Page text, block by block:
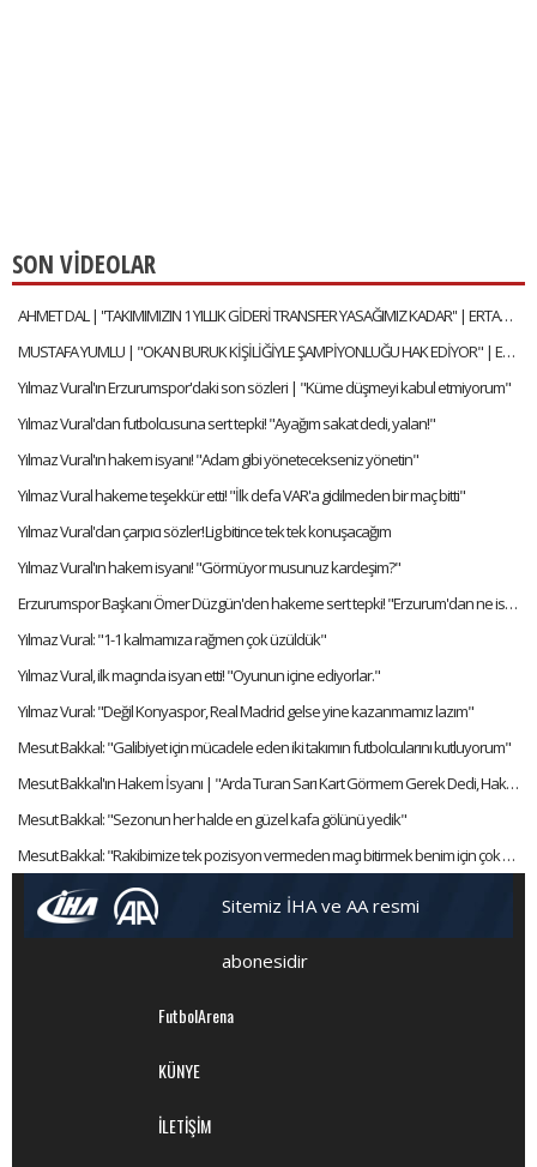
SON VİDEOLAR
AHMET DAL | ''TAKIMIMIZIN 1 YILLIK GİDERİ TRANSFER YASAĞIMIZ KADAR'' | ERTAN SÜZGÜN | ÖZEL RÖPORTAJ
MUSTAFA YUMLU | "OKAN BURUK KİŞİLİĞİYLE ŞAMPİYONLUĞU HAK EDİYOR" | ERTAN SÜZGÜN | ÖZEL RÖPORTAJ
Yılmaz Vural'ın Erzurumspor'daki son sözleri | "Küme düşmeyi kabul etmiyorum"
Yılmaz Vural'dan futbolcusuna sert tepki! "Ayağım sakat dedi, yalan!"
Yılmaz Vural'ın hakem isyanı! "Adam gibi yönetecekseniz yönetin"
Yılmaz Vural hakeme teşekkür etti! "İlk defa VAR'a gidilmeden bir maç bitti"
Yılmaz Vural'dan çarpıcı sözler! Lig bitince tek tek konuşacağım
Yılmaz Vural'ın hakem isyanı! "Görmüyor musunuz kardeşim?"
Erzurumspor Başkanı Ömer Düzgün'den hakeme sert tepki! "Erzurum'dan ne istiyorlar?"
Yılmaz Vural: "1-1 kalmamıza rağmen çok üzüldük"
Yılmaz Vural, ilk maçında isyan etti! "Oyunun içine ediyorlar."
Yılmaz Vural: "Değil Konyaspor, Real Madrid gelse yine kazanmamız lazım"
Mesut Bakkal: "Galibiyet için mücadele eden iki takımın futbolcularını kutluyorum"
Mesut Bakkal'ın Hakem İsyanı | "Arda Turan Sarı Kart Görmem Gerek Dedi, Hakem Döndü Gitti"
Mesut Bakkal: "Sezonun her halde en güzel kafa gölünü yedik"
Mesut Bakkal: "Rakibimize tek pozisyon vermeden maçı bitirmek benim için çok önemliydi"
Sitemiz İHA ve AA resmi
abonesidir
FutbolArena
KÜNYE
İLETİŞİM